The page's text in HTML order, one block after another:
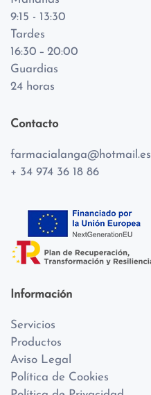
9:15 - 13:30
Tardes
16:30 – 20:00
Guardias
24 horas
Contacto
farmacialanga@hotmail.es
+ 34 974 36 18 86
Información
Servicios
Productos
Aviso Legal
Política de Cookies